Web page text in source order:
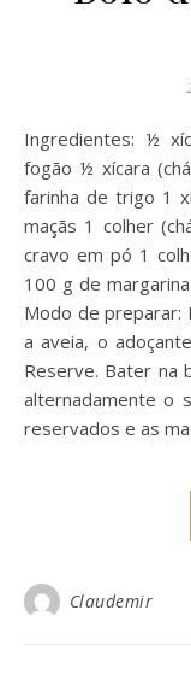
Ingredientes: ½ xícara (chá) de adoçante para forno e
fogão ½ xícara
farinha de trigo 1
maçãs 1 colher
cravo em pó 1
100 g de
Modo de preparar:
a aveia, o
Reserve. Bater na
alternadamente o
reservados e as
Claudemir